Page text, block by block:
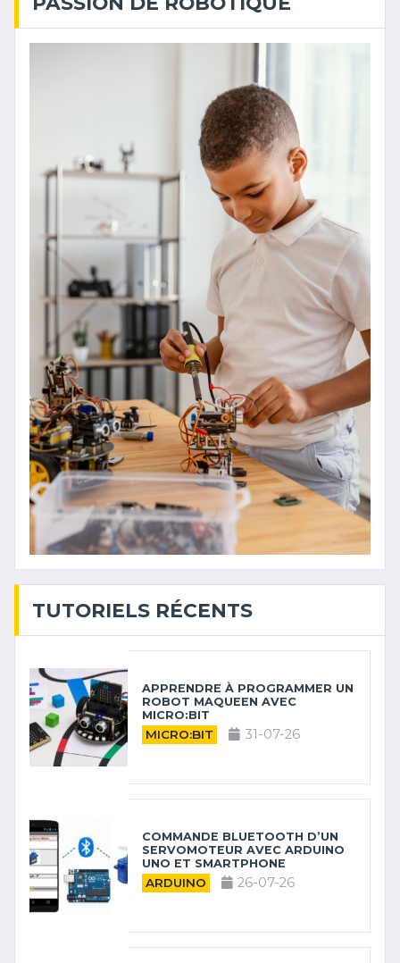
TUTORIELS RÉCENTS
APPRENDRE À PROGRAMMER UN
ROBOT MAQUEEN AVEC
MICRO:BIT
MICRO:BIT 31-07-26
COMMANDE BLUETOOTH D’UN
SERVOMOTEUR AVEC ARDUINO
UNO ET SMARTPHONE
ARDUINO 26-07-26